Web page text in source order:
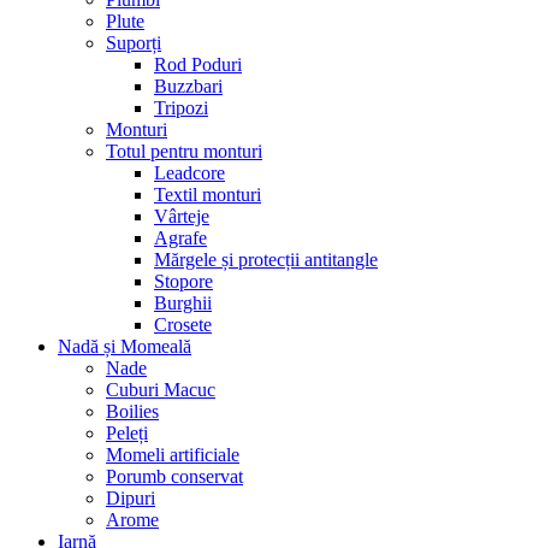
Plute
Suporți
Rod Poduri
Buzzbari
Tripozi
Monturi
Totul pentru monturi
Leadcore
Textil monturi
Vârteje
Agrafe
Mărgele și protecții antitangle
Stopore
Burghii
Crosete
Nadă și Momeală
Nade
Cuburi Macuc
Boilies
Peleți
Momeli artificiale
Porumb conservat
Dipuri
Arome
Iarnă